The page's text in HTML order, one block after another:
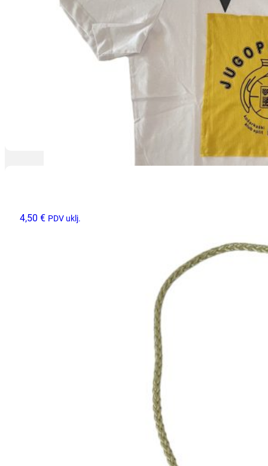
4,50 € PDV uklj.